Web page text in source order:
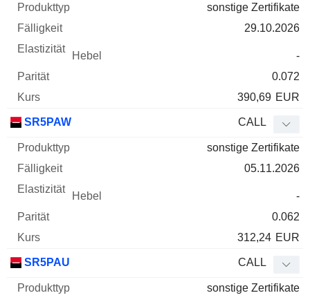
sonstige Zertifikate
29.10.2026
-
0.072
390,69 EUR
SR5PAW CALL
sonstige Zertifikate
05.11.2026
-
0.062
312,24 EUR
SR5PAU CALL
sonstige Zertifikate